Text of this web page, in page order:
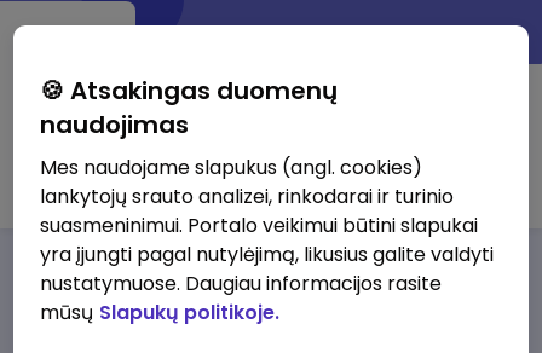
Ilert GmbH - PLACE TO BE
Darbo pasiūlymaiApie musPrivalumai
🍪 Atsakingas duomenų
naudojimas
Mes naudojame slapukus (angl. cookies)
lankytojų srauto analizei, rinkodarai ir turinio
suasmeninimui. Portalo veikimui būtini slapukai
yra įjungti pagal nutylėjimą, likusius galite valdyti
nustatymuose. Daugiau informacijos rasite
mūsų Slapukų politikoje.